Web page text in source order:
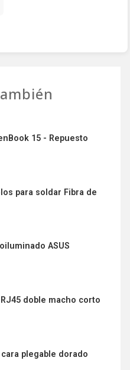
15 - Repuesto
para soldar Fibra de
ASUS
doble macho corto
plegable dorado